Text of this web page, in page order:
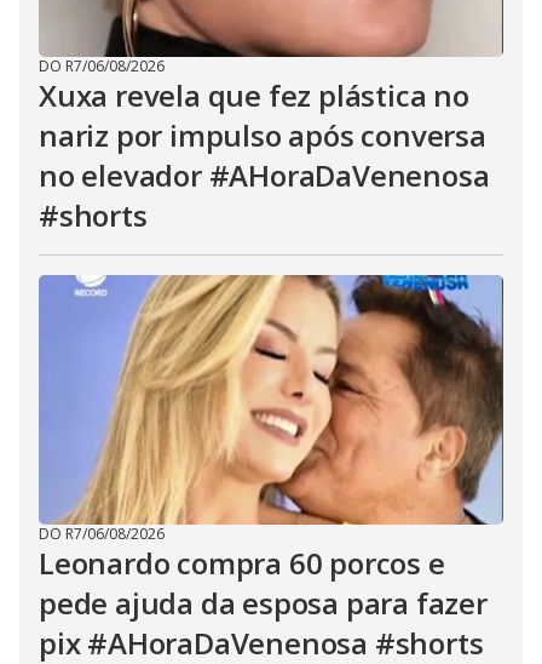
DO R7/06/08/2026
Xuxa revela que fez plástica no
nariz por impulso após conversa
no elevador #AHoraDaVenenosa
#shorts
DO R7/06/08/2026
Leonardo compra 60 porcos e
pede ajuda da esposa para fazer
pix #AHoraDaVenenosa #shorts